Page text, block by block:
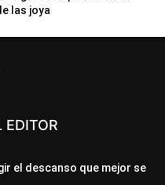
las joya
EDITOR
el descanso que mejor se